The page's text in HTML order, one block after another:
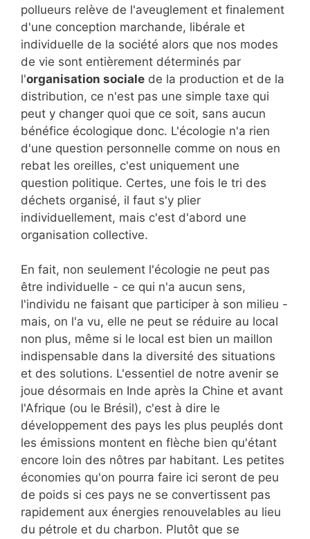
pollueurs relève de l'aveuglement et finalement
d'une conception marchande, libérale et
individuelle de la société alors que nos modes
de vie sont entièrement déterminés par
l'organisation sociale de la production et de la
distribution, ce n'est pas une simple taxe qui
peut y changer quoi que ce soit, sans aucun
bénéfice écologique donc. L'écologie n'a rien
d'une question personnelle comme on nous en
rebat les oreilles, c'est uniquement une
question politique. Certes, une fois le tri des
déchets organisé, il faut s'y plier
individuellement, mais c'est d'abord une
organisation collective.
En fait, non seulement l'écologie ne peut pas
être individuelle - ce qui n'a aucun sens,
l'individu ne faisant que participer à son milieu -
mais, on l'a vu, elle ne peut se réduire au local
non plus, même si le local est bien un maillon
indispensable dans la diversité des situations
et des solutions. L'essentiel de notre avenir se
joue désormais en Inde après la Chine et avant
l'Afrique (ou le Brésil), c'est à dire le
développement des pays les plus peuplés dont
les émissions montent en flèche bien qu'étant
encore loin des nôtres par habitant. Les petites
économies qu'on pourra faire ici seront de peu
de poids si ces pays ne se convertissent pas
rapidement aux énergies renouvelables au lieu
du pétrole et du charbon. Plutôt que se